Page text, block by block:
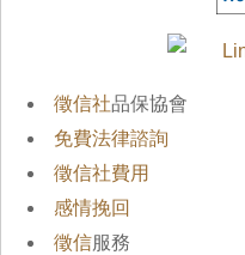
徵信社品保協會
免費法律諮詢
徵信社費用
感情挽回
徵信服務